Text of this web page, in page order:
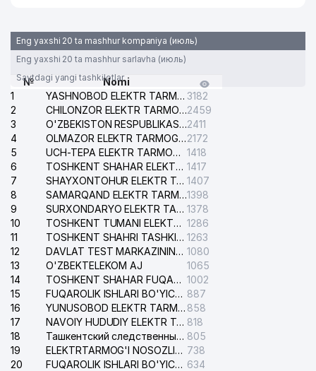
Eng yaxshi 20 ta mashhur kompaniya (июль)
Eng yaxshi 20 ta mashhur sarlavha (июль)
Saytdagi yangi tashkilotlar
№
Nomi
1
YASHNOBOD ELEKTR TARMOG'I NOSOZLIKLARI XIZMATI 3182
2
CHILONZOR ELEKTR TARMOG'I NOSOZLIK XIZMATI2459
3
O'ZBEKISTON RESPUBLIKASI BOSH PROKURATURASI ISHONCH TELEFONI2411
4
OLMAZOR ELEKTR TARMOG'I NOSOZLIKLARI XIZMATI2172
5
UCH-TEPA ELEKTR TARMOG'I NOSOZLIKLARI XIZMATI 1418
6
TOSHKENT SHAHAR ELEKTR TARMOQLARI KORXONASI AJ 1417
7
SHAYXONTOHUR ELEKTR TARMOG'I NOSOZLIKLARINI TUZATISH XIZMATI 1407
8
SAMARQAND ELEKTR TARMOQLARI AJ1398
9
SURXONDARYO ELEKTR TARMOQLARI AJ 1378
10
TOSHKENT TUMANI ELEKTR TARMOG'I AVARIYA XIZMATI 1286
11
TOSHKENT SHAHRI TASHKILOT TELEFONLARI HAQIDA MA'LUMOT BYUROSI 1263
12
DAVLAT TEST MARKAZINING ISHONCH TELEFONLARI 1080
13
O'ZBEKTELEKOM AJ
1065
14
TOSHKENT SHAHAR FUQAROLIK ISHLARI BO'YICHA SUDI 1002
15
FUQAROLIK ISHLARI BO'YICHA YAKKASAROY TUMANLARARO SUDI 887
16
YUNUSOBOD ELEKTR TARMOG'I NOSOZLIKLARI XIZMATI 858
17
NAVOIY HUDUDIY ELEKTR TARMOQLARI KORXONASI AJ 818
18
Ташкентский следственный изолятор 805
19
ELEKTRTARMOG'I NOSOZLIKLARINI TO'ZATISH SERGELI XIZMATI 738
20
FUQAROLIK ISHLARI BO'YICHA UCH-TEPA TUMANI SUDI 634